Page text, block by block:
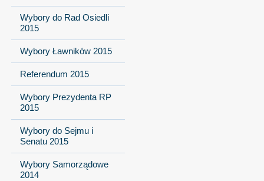
Wybory do Rad Osiedli
2015
Wybory Ławników 2015
Referendum 2015
Wybory Prezydenta RP
2015
Wybory do Sejmu i
Senatu 2015
Wybory Samorządowe
2014